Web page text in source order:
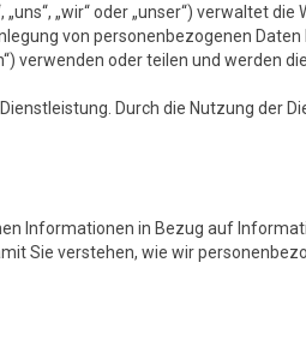
„wir“ oder „unser“) verwaltet
von personenbezogenen Daten
verwenden oder teilen und werden
Durch die Nutzung der
Informationen in Bezug auf
Sie verstehen, wie wir